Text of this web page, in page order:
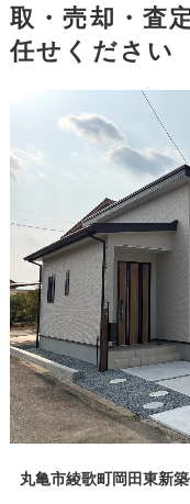
取・売却・査
任せください
丸亀市綾歌町岡田東新